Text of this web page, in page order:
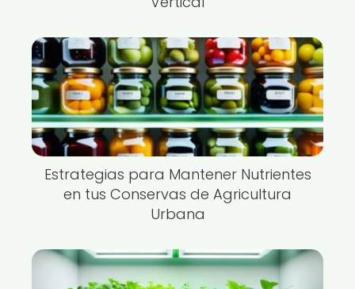
Estrategias para Mantener Nutrientes
en tus Conservas de Agricultura
Urbana